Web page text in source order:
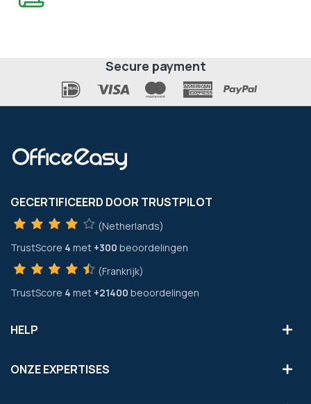
Secure payment
GECERTIFICEERD DOOR TRUSTPILOT
(Netherlands)
TrustScore 4 met +300 beoordelingen
(Frankrijk)
TrustScore 4 met +21400 beoordelingen
HELP
ONZE EXPERTISES